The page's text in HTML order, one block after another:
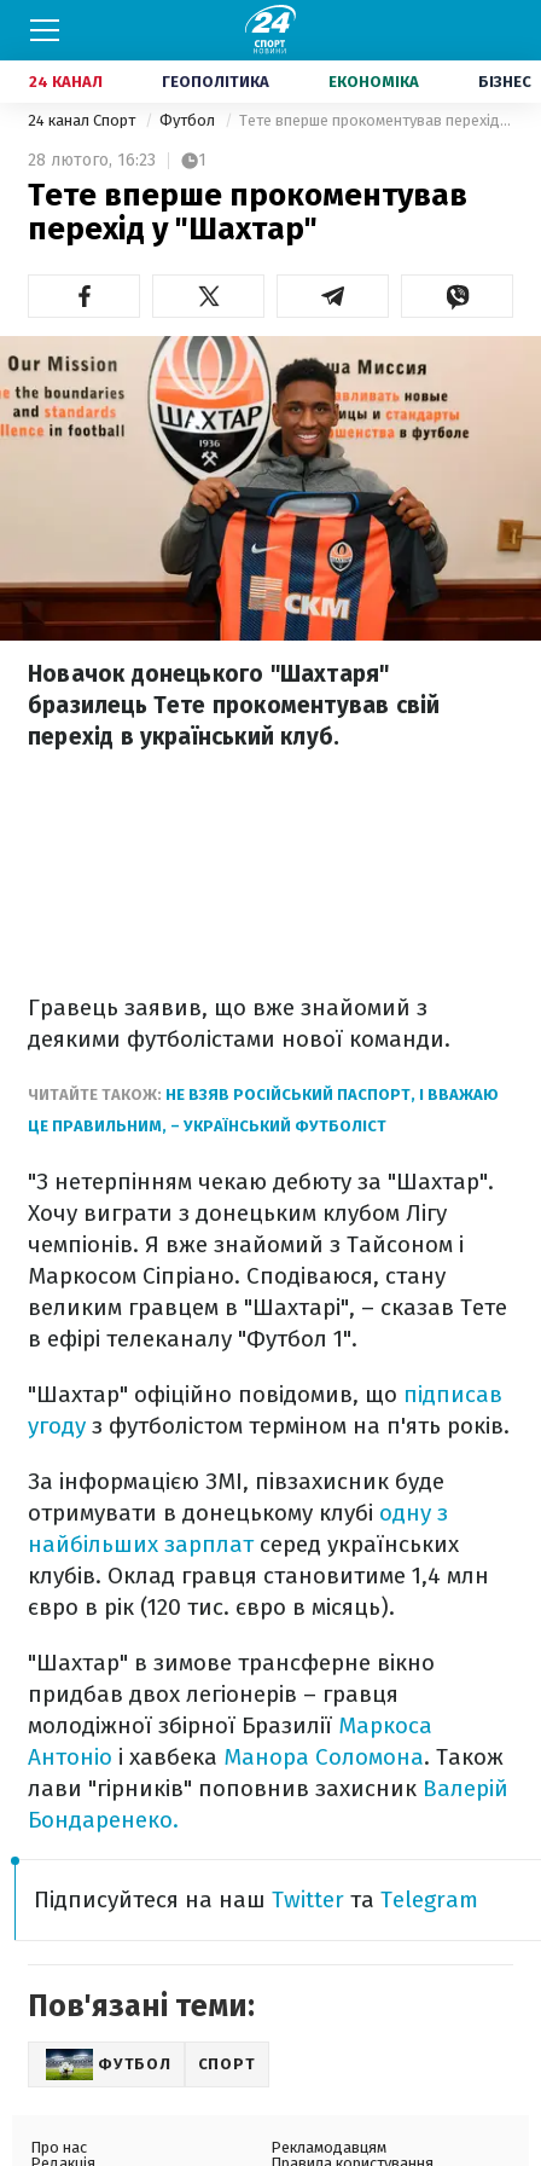
24 КАНАЛ ГЕОПОЛІТИКА ЕКОНОМІКА БІЗНЕС
24 канал Спорт Футбол Тете вперше прокоментував перехід у "Шахтар"
28 лютого, 16:23 1
Тете вперше прокоментував
перехід у "Шахтар"
Новачок донецького "Шахтаря"
бразилець Тете прокоментував свій
перехід в український клуб.
Гравець заявив, що вже знайомий з
деякими футболістами нової команди.
ЧИТАЙТЕ ТАКОЖ: НЕ ВЗЯВ РОСІЙСЬКИЙ ПАСПОРТ, І ВВАЖАЮ
ЦЕ ПРАВИЛЬНИМ, – УКРАЇНСЬКИЙ ФУТБОЛІСТ
"З нетерпінням чекаю дебюту за "Шахтар".
Хочу виграти з донецьким клубом Лігу
чемпіонів. Я вже знайомий з Тайсоном і
Маркосом Сіпріано. Сподіваюся, стану
великим гравцем в "Шахтарі", – сказав Тете
в ефірі телеканалу "Футбол 1".
"Шахтар" офіційно повідомив, що підписав
угоду з футболістом терміном на п'ять років.
За інформацією ЗМІ, півзахисник буде
отримувати в донецькому клубі одну з
найбільших зарплатсеред українських
клубів. Оклад гравця становитиме 1,4 млн
євро в рік (120 тис. євро в місяць).
"Шахтар" в зимове трансферне вікно
придбав двох легіонерів – гравця
молодіжної збірної Бразилії Маркоса
Антоніо і хавбека Манора Соломона. Також
лави "гірників" поповнив захисник Валерій
Бондаренеко.
Підписуйтеся на наш Twitter та Telegram
Пов'язані теми:
ФУТБОЛ СПОРТ
Про нас
Рекламодавцям